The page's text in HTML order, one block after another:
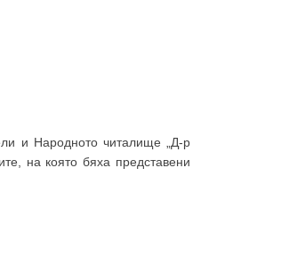
и Народното читалище „Д-р
на която бяха представени